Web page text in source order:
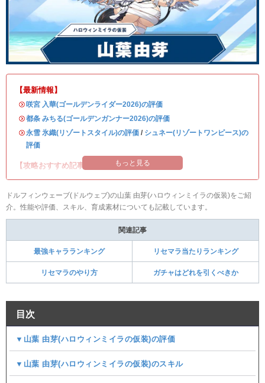
【最新情報】
・咲宮 入華(ゴールデンライダー2026)の評価
・都条 みちる(ゴールデンガンナー2026)の評価
・永雪 氷織(リゾートスタイル)の評価 / シュネー(リゾートワンピース)の
評価
【攻略おすすめ記事】 もっと見る
ドルフィンウェーブ(ドルウェブ)の山葉 由芽(ハロウィンミイラの仮装)をご紹
介。性能や評価、スキル、育成素材についても記載しています。
関連記事
最強キャラランキング リセマラ当たりランキング
リセマラのやり方 ガチャはどれを引くべきか
目次
▼山葉 由芽(ハロウィンミイラの仮装)の評価
▼山葉 由芽(ハロウィンミイラの仮装)のスキル